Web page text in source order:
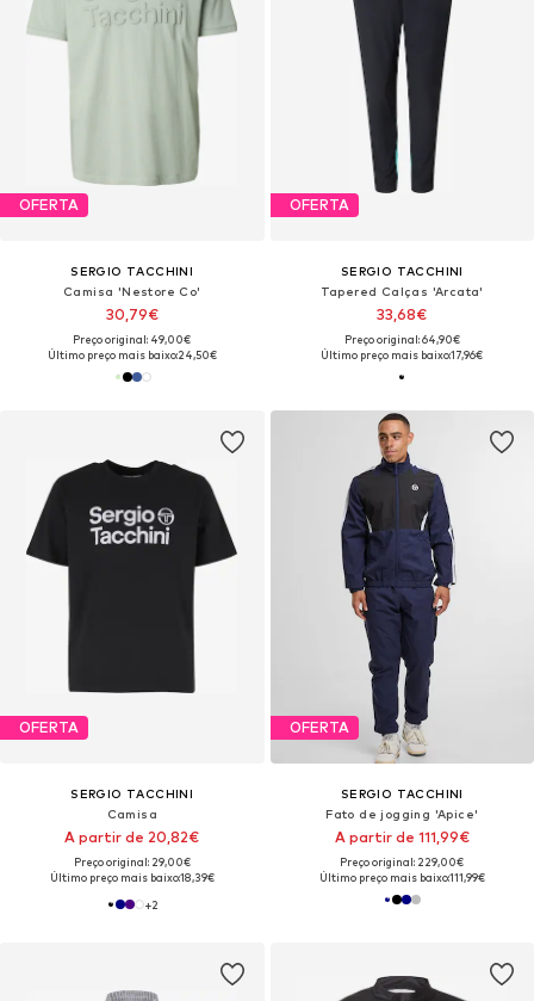
OFERTA
SERGIO TACCHINI
Camisa 'Nestore Co'
30,79€
Preço original: 49,00€
Último preço mais baixo:24,50€
OFERTA
SERGIO TACCHINI
Tapered Calças 'Arcata'
33,68€
Preço original: 64,90€
Último preço mais baixo:17,96€
OFERTA
SERGIO TACCHINI
Camisa
A partir de 20,82€
Preço original: 29,00€
Último preço mais baixo:18,39€
+2
OFERTA
SERGIO TACCHINI
Fato de jogging 'Apice'
A partir de 111,99€
Preço original: 229,00€
Último preço mais baixo:111,99€